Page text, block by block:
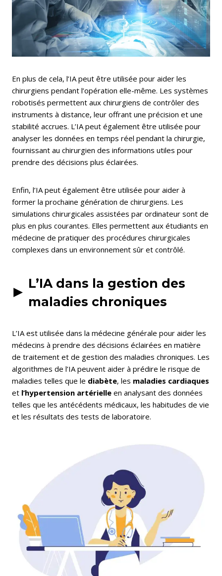
En plus de cela, l’IA peut être utilisée pour aider les
chirurgiens pendant l’opération elle-même. Les systèmes
robotisés permettent aux chirurgiens de contrôler des
instruments à distance, leur offrant une précision et une
stabilité accrues. L’IA peut également être utilisée pour
analyser les données en temps réel pendant la chirurgie,
fournissant au chirurgien des informations utiles pour
prendre des décisions plus éclairées.
Enfin, l’IA peut également être utilisée pour aider à
former la prochaine génération de chirurgiens. Les
simulations chirurgicales assistées par ordinateur sont de
plus en plus courantes. Elles permettent aux étudiants en
médecine de pratiquer des procédures chirurgicales
complexes dans un environnement sûr et contrôlé.
L’IA dans la gestion des
maladies chroniques
L’IA est utilisée dans la médecine générale pour aider les
médecins à prendre des décisions éclairées en matière
de traitement et de gestion des maladies chroniques. Les
algorithmes de l’IA peuvent aider à prédire le risque de
maladies telles que le diabète, les maladies cardiaques
et l’hypertension artérielle en analysant des données
telles que les antécédents médicaux, les habitudes de vie
et les résultats des tests de laboratoire.